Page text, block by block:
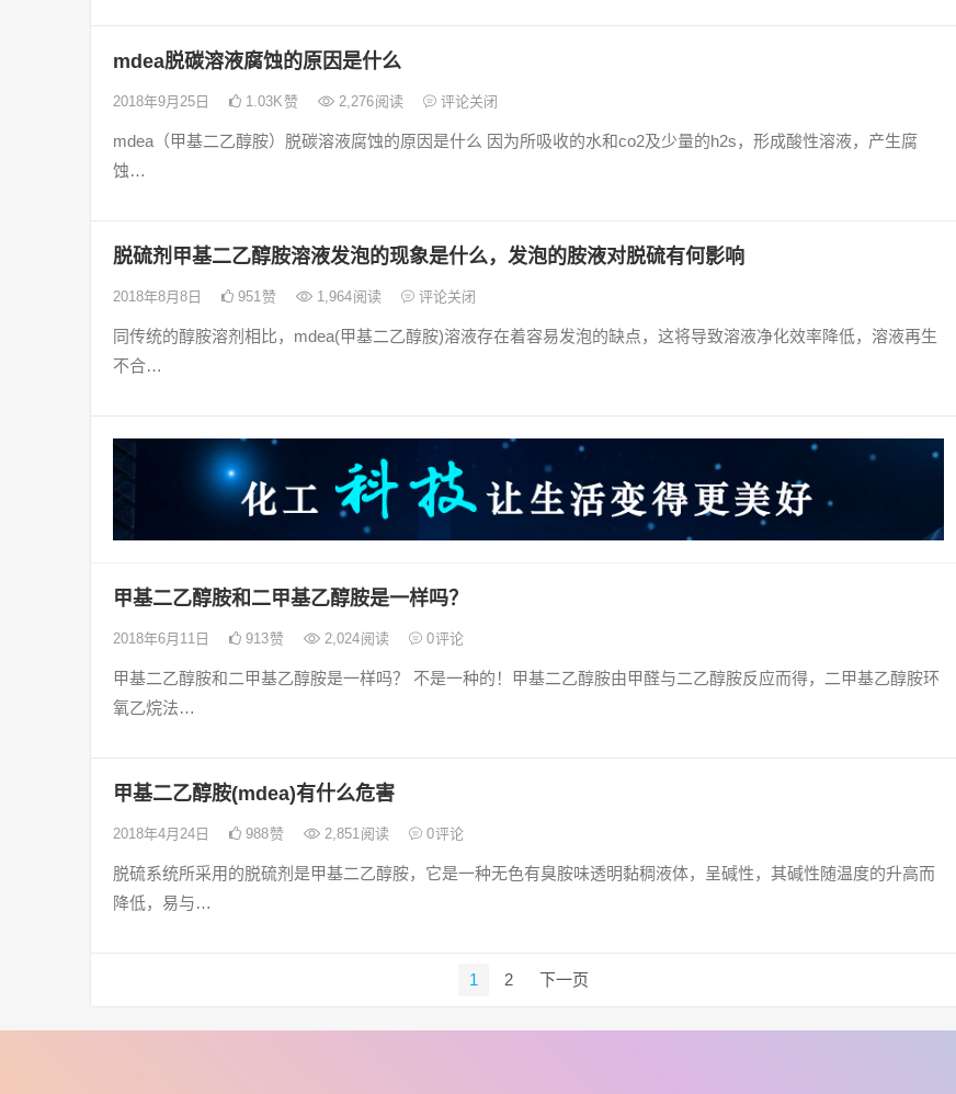
mdea脱碳溶液腐蚀的原因是什么
2018年9月25日 1.03K 赞 2,276阅读 评论关闭
mdea（甲基二乙醇胺）脱碳溶液腐蚀的原因是什么 因为所吸收的水和co2及少量的h2s，形成酸性溶液，产生腐
蚀…
脱硫剂甲基二乙醇胺溶液发泡的现象是什么，发泡的胺液对脱硫有何影响
2018年8月8日 951 赞 1,964阅读 评论关闭
同传统的醇胺溶剂相比，mdea(甲基二乙醇胺)溶液存在着容易发泡的缺点，这将导致溶液净化效率降低，溶液再生
不合…
甲基二乙醇胺和二甲基乙醇胺是一样吗？
2018年6月11日 913赞 2,024阅读 0评论
甲基二乙醇胺和二甲基乙醇胺是一样吗？ 不是一种的！甲基二乙醇胺由甲醛与二乙醇胺反应而得，二甲基乙醇胺环
氧乙烷法…
甲基二乙醇胺(mdea)有什么危害
2018年4月24日 988赞 2,851 阅读 0评论
脱硫系统所采用的脱硫剂是甲基二乙醇胺，它是一种无色有臭胺味透明黏稠液体，呈碱性，其碱性随温度的升高而
降低，易与…
1 2 下一页